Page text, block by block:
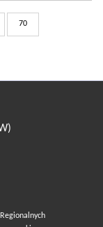
70